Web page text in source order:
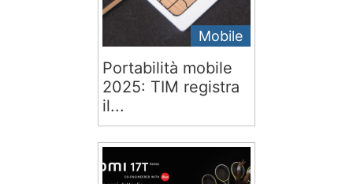
Mobile
Portabilità mobile
2025: TIM registra
il...